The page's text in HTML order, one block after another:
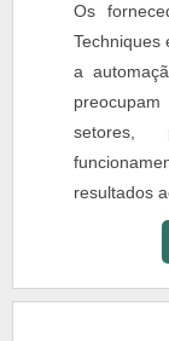
Os
Techniques
a
setores,
resultados